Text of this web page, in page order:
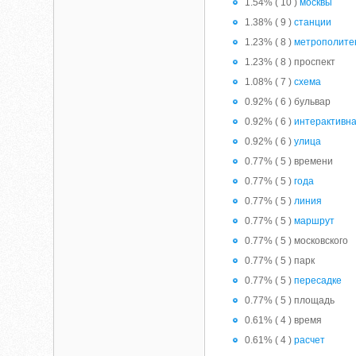
1.54% ( 10 ) москвы
1.38% ( 9 )станции
1.23% ( 8 )
1.23% ( 8 ) проспект
1.08% ( 7 )схема
0.92% ( 6 ) бульвар
0.92% ( 6 )
0.92% ( 6 )улица
0.77% ( 5 ) времени
0.77% ( 5 )года
0.77% ( 5 )линия
0.77% ( 5 )маршрут
0.77% ( 5 ) московского
0.77% ( 5 ) парк
0.77% ( 5 )пересадке
0.77% ( 5 ) площадь
0.61% ( 4 ) время
0.61% ( 4 )расчет